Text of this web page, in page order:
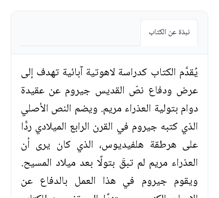
نبذة عن الكتاب
يُقدَّم الكتاب كدراسة لاهوتية آبائية تهدف إلى
عرض ودفاع نصّ القديس جيروم عن عقيدة
دوام بتولية العذراء مريم. ويضم النص الأصلي
الذي كتبه جيروم في القرن الرابع الميلادي ردًّا
على هرطقة هلفيديوس، الذي كان يرى أن
العذراء مريم لم تبقَ بتولًا بعد ميلاد المسيح.
ويقوم جيروم في هذا العمل بالدفاع عن